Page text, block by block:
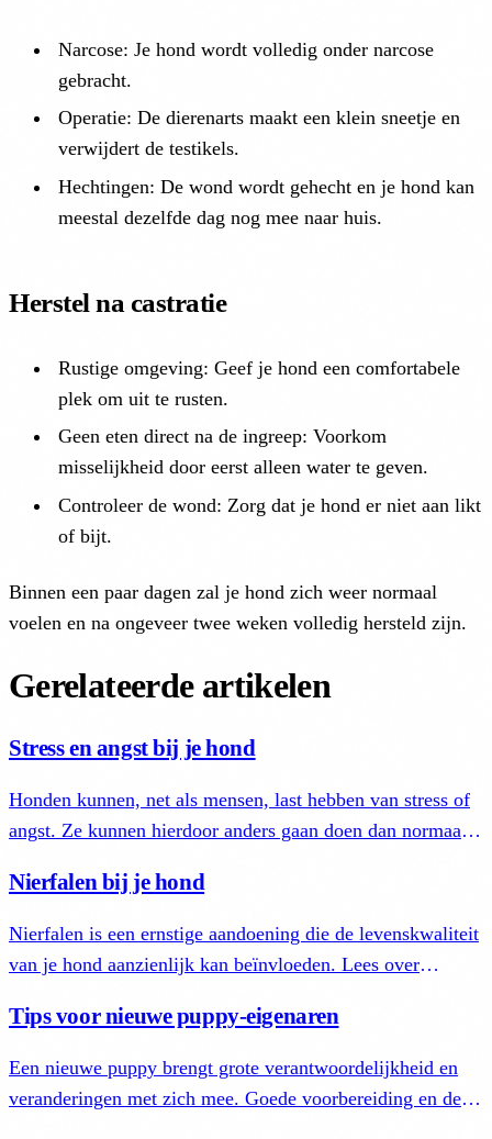
Narcose: Je hond wordt volledig onder narcose
gebracht.
Operatie: De dierenarts maakt een klein sneetje en
verwijdert de testikels.
Hechtingen: De wond wordt gehecht en je hond kan
meestal dezelfde dag nog mee naar huis.
Herstel na castratie
Rustige omgeving: Geef je hond een comfortabele
plek om uit te rusten.
Geen eten direct na de ingreep: Voorkom
misselijkheid door eerst alleen water te geven.
Controleer de wond: Zorg dat je hond er niet aan likt
of bijt.
Binnen een paar dagen zal je hond zich weer normaal
voelen en na ongeveer twee weken volledig hersteld zijn.
Gerelateerde artikelen
Stress en angst bij je hond
Honden kunnen, net als mensen, last hebben van stress of
angst. Ze kunnen hierdoor anders gaan doen dan normaal.
Nierfalen bij je hond
Nierfalen is een ernstige aandoening die de levenskwaliteit
van je hond aanzienlijk kan beïnvloeden. Lees over
Tips voor nieuwe puppy-eigenaren
Een nieuwe puppy brengt grote verantwoordelijkheid en
veranderingen met zich mee. Goede voorbereiding en de